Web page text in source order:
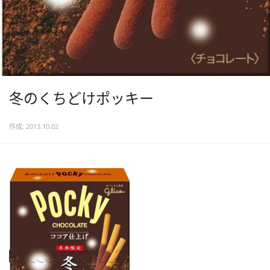
冬のくちどけポッキー
作成: 2013.10.02